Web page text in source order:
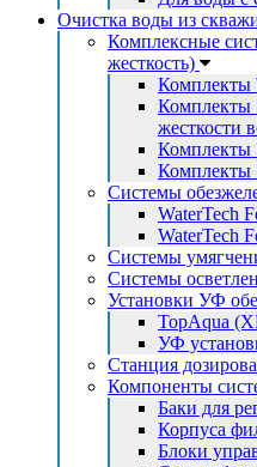
Очистка воды из
Комплексные
жесткость)
Комплекты
Комплекты
жесткости
Комплекты
Комплекты
Системы
WaterTech
WaterTech
Системы
Системы
Установки УФ
TopAqua
УФ
Станция
Компоненты
Баки для
Корпуса
Блоки